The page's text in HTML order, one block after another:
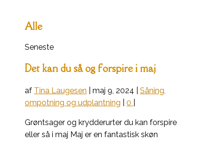
Alle
Seneste
Det kan du så og forspire i maj
af Tina Laugesen |maj 9, 2024 |Såning,
ompotning og udplantning |0
Grøntsager og krydderurter du kan forspire
eller så i maj Maj er en fantastisk skøn